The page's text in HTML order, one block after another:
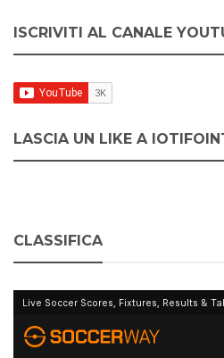
ISCRIVITI AL CANALE
LASCIA UN LIKE A
CLASSIFICA